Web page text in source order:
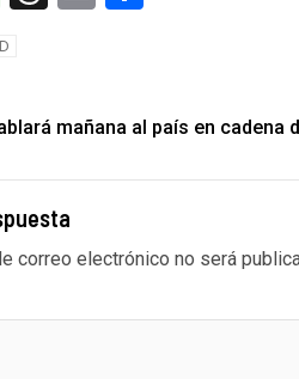
mañana al país en cadena
correo electrónico no será